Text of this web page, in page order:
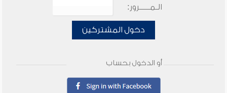
الـمـــــرور:
دخول المشتركين
أو الدخول بحساب